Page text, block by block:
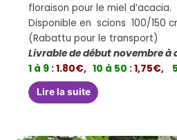
floraison pour le miel d’acacia.
Disponible en scions 100/150
(Rabattu pour le transport)
Livrable de début novembre
1 à 9 :1.80€, 10 à 50 :1,75€,
Lire la suite